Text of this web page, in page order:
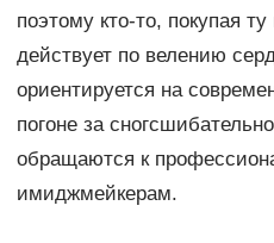
поэтому кто-то, покупая
действует по велению
ориентируется на
погоне за
обращаются к
имиджмейкерам.